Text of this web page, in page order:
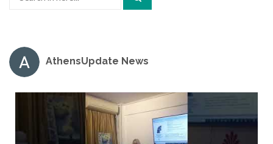
AthensUpdate News